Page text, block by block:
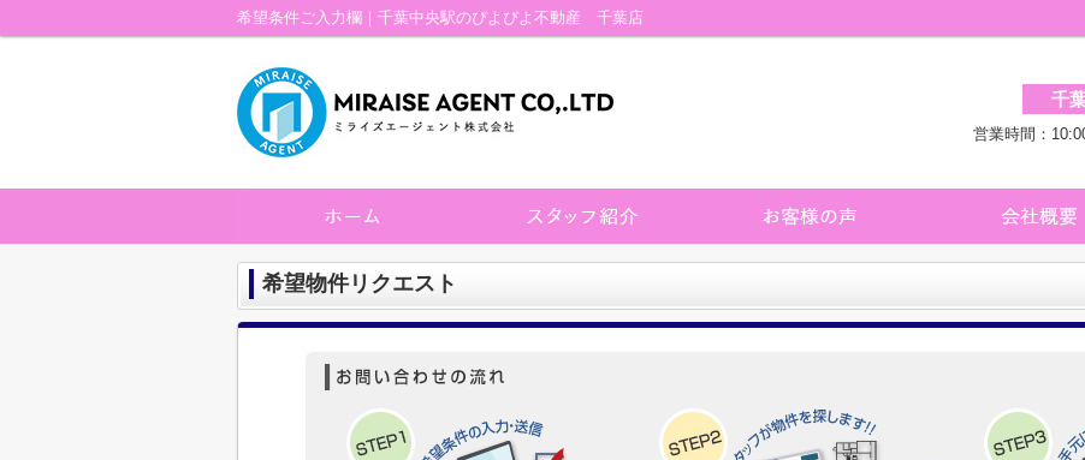
希望条件ご入力欄｜千葉中央駅のぴよぴよ不動産 千葉店
千
営業時間：
希望物件リクエスト